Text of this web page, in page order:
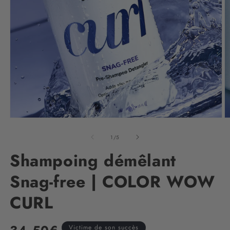
1 /de
5
Shampoing démêlant
Snag-free | COLOR WOW
CURL
Victime de son succès